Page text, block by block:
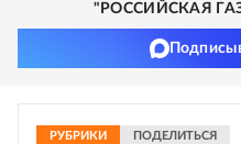
"РОССИЙСКАЯ
РУБРИКИ ПОДЕЛИТЬСЯ